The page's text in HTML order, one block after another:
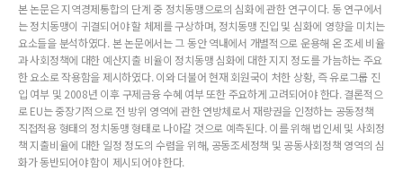
본 논문은 지역경제통합의 단계 중 정치동맹으로의 심화에 관한 연구이다. 동 연구에서
는 정치동맹이 귀결되어야 할 체제를 구상하며, 정치동맹 진입 및 심화에 영향을 미치는
요소들을 분석하였다. 본 논문에서는 그 동안 역내에서 개별적으로 운용해 온 조세 비율
과 사회정책에 대한 예산지출 비율이 정치동맹 심화에 대한 지지 정도를 가늠하는 주요
한 요소로 작용함을 제시하였다. 이와 더불어 현재 회원국이 처한 상황, 즉 유로그룹 진
입 여부 및 2008년 이후 구제금융 수혜 여부 또한 주요하게 고려되어야 한다. 결론적으
로 EU는 중장기적으로 전 방위 영역에 관한 연방체로서 재량권을 인정하는 공동정책
직접적용 형태의 정치동맹 형태로 나아갈 것으로 예측된다. 이를 위해 법인세 및 사회정
책 지출비율에 대한 일정 정도의 수렴을 위해, 공동조세정책 및 공동사회정책 영역의 심
화가 동반되어야 함이 제시되어야 한다.